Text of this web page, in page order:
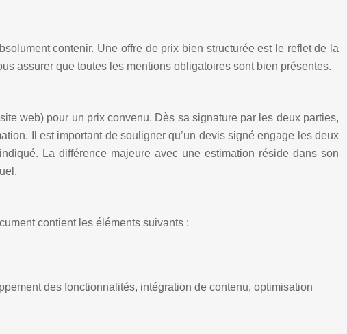
contenir. Une offre de prix bien structurée est le reflet de la
assurer que toutes les mentions obligatoires sont bien présentes.
web) pour un prix convenu. Dès sa signature par les deux parties,
Il est important de souligner qu’un devis signé engage les deux
La différence majeure avec une estimation réside dans son
contient les éléments suivants :
des fonctionnalités, intégration de contenu, optimisation